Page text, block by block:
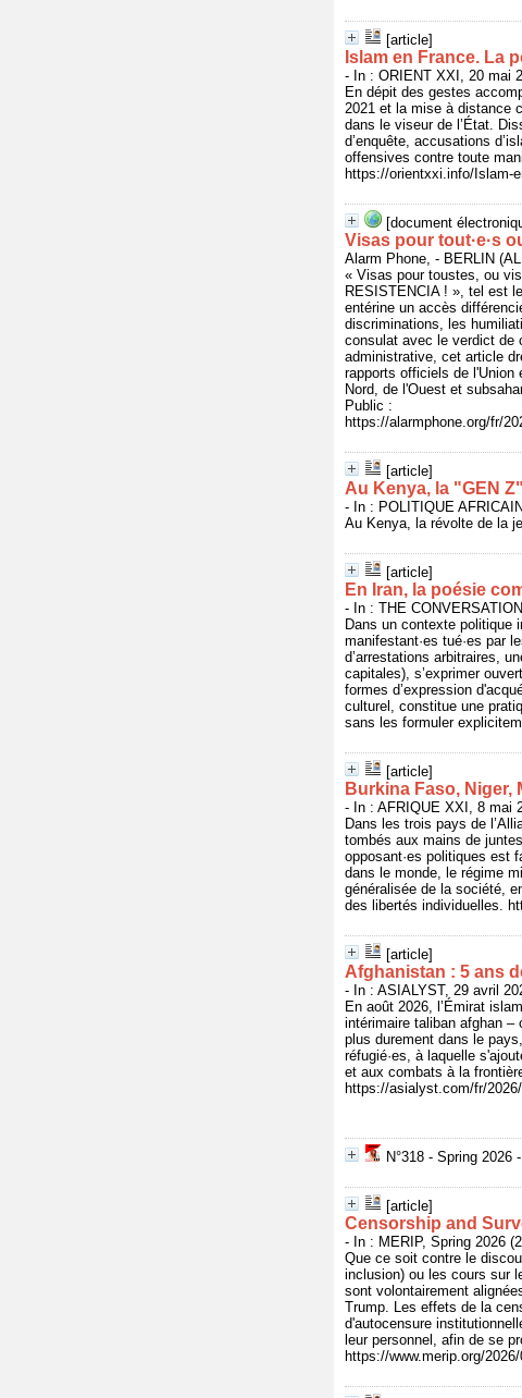
[article]
Islam en France. La
- In : ORIENT XXI, 20 mai
En dépit des gestes
2021 et la mise à distance
dans le viseur de l’État.
d’enquête, accusations
offensives contre toute
https://orientxxi.info/Islam-
[document
Visas pour tout·e·s
Alarm Phone, - BERLIN
« Visas pour toustes, ou
RESISTENCIA ! », tel est
entérine un accès
discriminations, les
consulat avec le verdict de
administrative, cet article
rapports officiels de l'Union
Nord, de l'Ouest et
Public :
https://alarmphone.org/fr/
[article]
Au Kenya, la "GEN
- In : POLITIQUE
Au Kenya, la révolte de la
[article]
En Iran, la poésie
- In : THE
Dans un contexte politique
manifestant·es tué·es par
d’arrestations arbitraires,
capitales), s’exprimer
formes d’expression
culturel, constitue une
sans les formuler
[article]
Burkina Faso, Niger,
- In : AFRIQUE XXI, 8 mai
Dans les trois pays de
tombés aux mains de
opposant·es politiques est
dans le monde, le régime
généralisée de la société,
des libertés individuelles.
[article]
Afghanistan : 5 ans
- In : ASIALYST, 29 avril
En août 2026, l’Émirat
intérimaire taliban afghan –
plus durement dans le
réfugié·es, à laquelle
et aux combats à la
https://asialyst.com/fr/
N°318 - Spring
[article]
Censorship and
- In : MERIP, Spring 2026
Que ce soit contre le
inclusion) ou les cours sur
sont volontairement
Trump. Les effets de la
d'autocensure
leur personnel, afin de se
https://www.merip.org/